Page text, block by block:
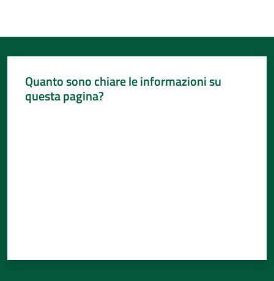
Quanto sono chiare le informazioni su
questa pagina?